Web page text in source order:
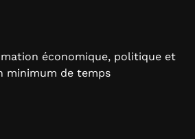
économique, politique et
minimum de temps